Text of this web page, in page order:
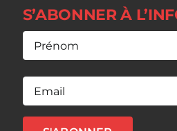
S’ABONNER À
Nom
mail